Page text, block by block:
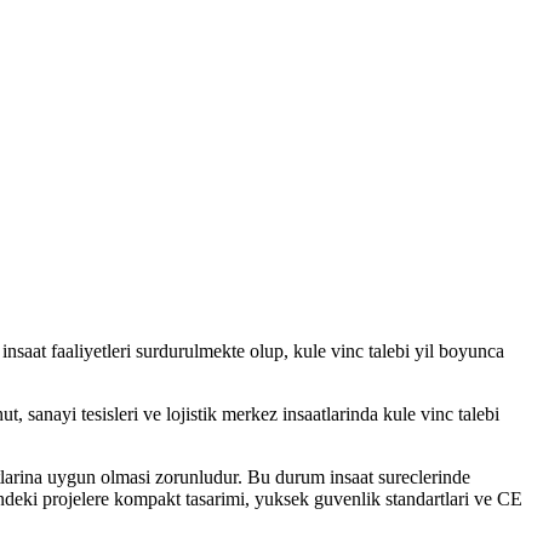
faaliyetleri surdurulmekte olup, kule vinc talebi yil boyunca
sanayi tesisleri ve lojistik merkez insaatlarinda kule vinc talebi
uygun olmasi zorunludur. Bu durum insaat sureclerinde
projelere kompakt tasarimi, yuksek guvenlik standartlari ve CE